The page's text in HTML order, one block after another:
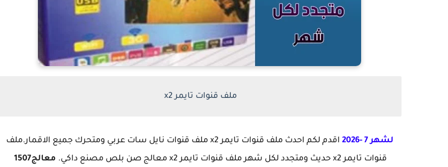
ملف قنوات تايمر x2
لشهر 7 -2026
اقدم لكم احدث ملف قنوات تايمر x2 ملف قنوات نايل سات عربي ومتحرك جميع الاقمار.ملف
قنوات تايمر x2 حديث ومتجدد لكل شهر ملف قنوات تايمر x2 معالج صن بلص مصنع داكي.
معالج1507